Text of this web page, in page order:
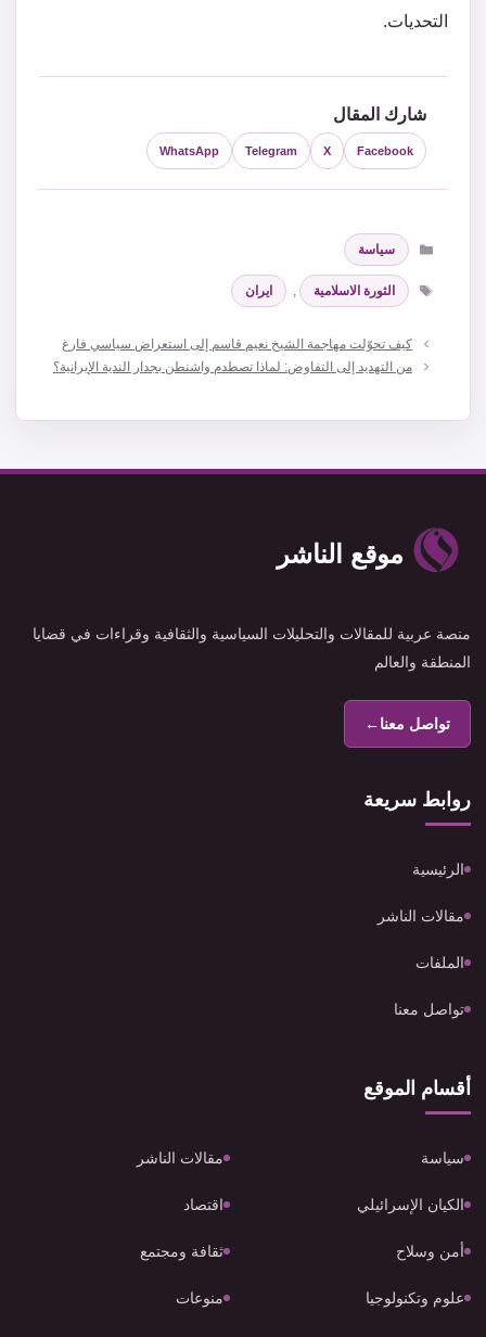
التحديات.
شارك المقال
Facebook
X
Telegram
WhatsApp
التصنيفات
سياسة
الوسوم
الثورة الاسلامية , ايران
كيف تحوّلت مهاجمة الشيخ نعيم قاسم إلى استعراض سياسي فارغ
من التهديد إلى التفاوض: لماذا تصطدم واشنطن بجدار الندية الإيرانية؟
موقع الناشر
منصة عربية للمقالات والتحليلات السياسية والثقافية وقراءات في قضايا
المنطقة والعالم
تواصل معنا←
روابط سريعة
الرئيسية
مقالات الناشر
الملفات
تواصل معنا
أقسام الموقع
سياسة مقالات الناشر
الكيان الإسرائيلي اقتصاد
أمن وسلاح ثقافة ومجتمع
علوم وتكنولوجيا منوعات